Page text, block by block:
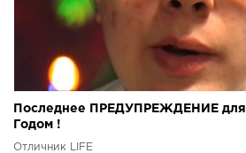
Последнее ПРЕДУПРЕЖДЕНИЕ
Годом !
Отличник LIFE